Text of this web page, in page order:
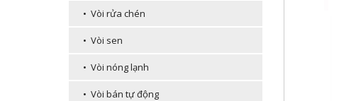
• Vòi rửa chén
• Vòi sen
• Vòi nóng lạnh
• Vòi bán tự động